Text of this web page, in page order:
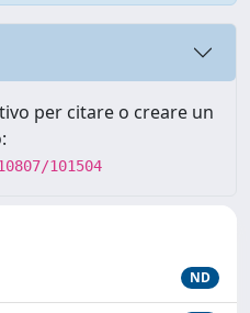
per citare o creare un
101504
ND